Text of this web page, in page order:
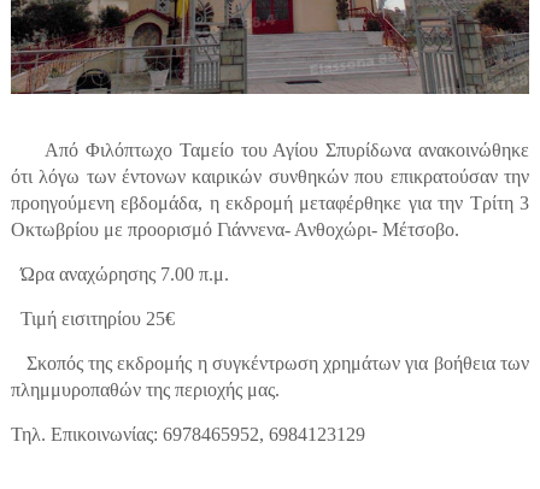
Από Φιλόπτωχο Ταμείο του Αγίου Σπυρίδωνα ανακοινώθηκε
ότι λόγω των έντονων καιρικών συνθηκών που επικρατούσαν την
προηγούμενη εβδομάδα, η εκδρομή μεταφέρθηκε για την Τρίτη 3
Οκτωβρίου με προορισμό Γιάννενα- Ανθοχώρι- Μέτσοβο.
Ώρα αναχώρησης 7.00 π.μ.
Τιμή εισιτηρίου 25€
Σκοπός της εκδρομής η συγκέντρωση χρημάτων για βοήθεια των
πλημμυροπαθών της περιοχής μας.
Τηλ. Επικοινωνίας: 6978465952, 6984123129